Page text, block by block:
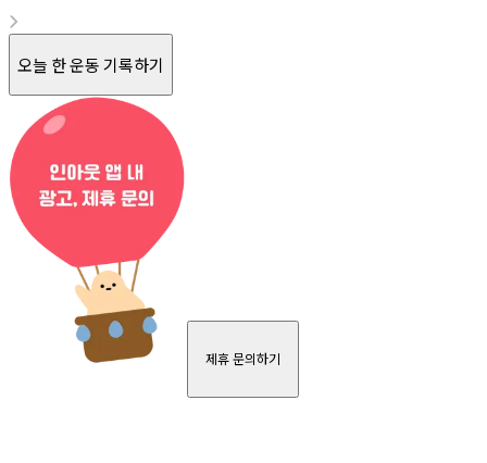
오늘 한 운동 기록하기
제휴 문의하기